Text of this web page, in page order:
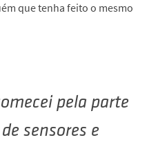
que tenha feito o mesmo
pela parte
sensores e